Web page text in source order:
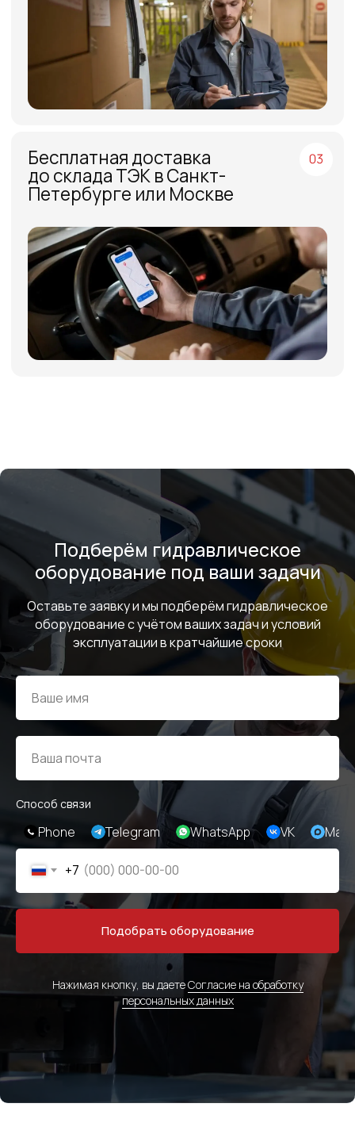
Подберём гидравлическое
оборудование под ваши задачи
Оставьте заявку и мы подберём гидравлическое
оборудование с учётом ваших задач и условий
эксплуатации в кратчайшие сроки
Способ связи
Phone Telegram WhatsApp VK Max
+7
Подобрать оборудование
Нажимая кнопку, вы даетеСогласие на обработку
персональных данных
МЕНЮ ЧАСЫ РАБОТЫ
МЕДИА
Пн - Пт, с 09:00 до 18:00
Каталог
Поддержка
Контакты
info@evrasiaes.ru
ОБРАТНАЯ СВЯЗЬ
+7
Я соглашаюсь с условиями и даю своё согласие
на обработку персональных данных
© Евразия Инжиниринг
Разработка сайта